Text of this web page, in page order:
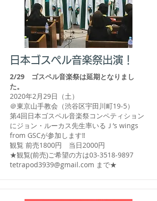
日本ゴスペル音楽祭出演！
2/29 ゴスペル音楽祭は延期となりまし
た。
2020年2月29日（土）
＠東京山手教会（渋谷区宇田川町19-5）
第4回日本ゴスペル音楽祭コンペティション
にジョン・ルーカス先生率いるＪ’s wings
from GSCが参加します‼
観覧 前売1800円 当日2000円
★観覧(前売)ご希望の方は03-3518-9897
tetrapod3939@gmail.com まで★